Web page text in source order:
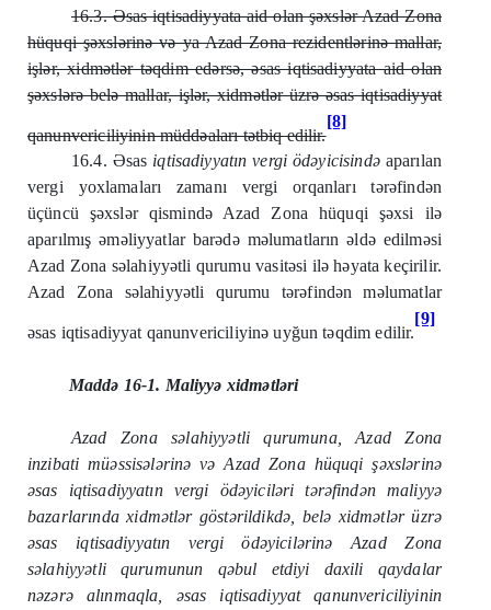
16.3. Əsas iqtisadiyyata aid olan şəxslər Azad Zona
hüquqi şəxslərinə və ya Azad Zona rezidentlərinə mallar,
işlər, xidmətlər təqdim edərsə, əsas iqtisadiyyata aid olan
şəxslərə belə mallar, işlər, xidmətlər üzrə əsas iqtisadiyyat
qanunvericiliyinin müddəaları tətbiq edilir.
[8]
16.4. Əsas iqtisadiyyatın vergi ödəyicisindəaparılan
vergi yoxlamaları zamanı vergi orqanları tərəfindən
üçüncü şəxslər qismində Azad Zona hüquqi şəxsi ilə
aparılmış əməliyyatlar barədə məlumatların əldə edilməsi
Azad Zona səlahiyyətli qurumu vasitəsi ilə həyata keçirilir.
Azad Zona səlahiyyətli qurumu tərəfindən məlumatlar
əsas iqtisadiyyat qanunvericiliyinə uyğun təqdim edilir.
[9]
Maddə 16-1. Maliyyə xidmətləri
Azad Zona səlahiyyətli qurumuna, Azad Zona
inzibati müəssisələrinə və Azad Zona hüquqi şəxslərinə
əsas iqtisadiyyatın vergi ödəyiciləri tərəfindən maliyyə
bazarlarında xidmətlər göstərildikdə, belə xidmətlər üzrə
əsas iqtisadiyyatın vergi ödəyicilərinə Azad Zona
səlahiyyətli qurumunun qəbul etdiyi daxili qaydalar
nəzərə alınmaqla, əsas iqtisadiyyat qanunvericiliyinin